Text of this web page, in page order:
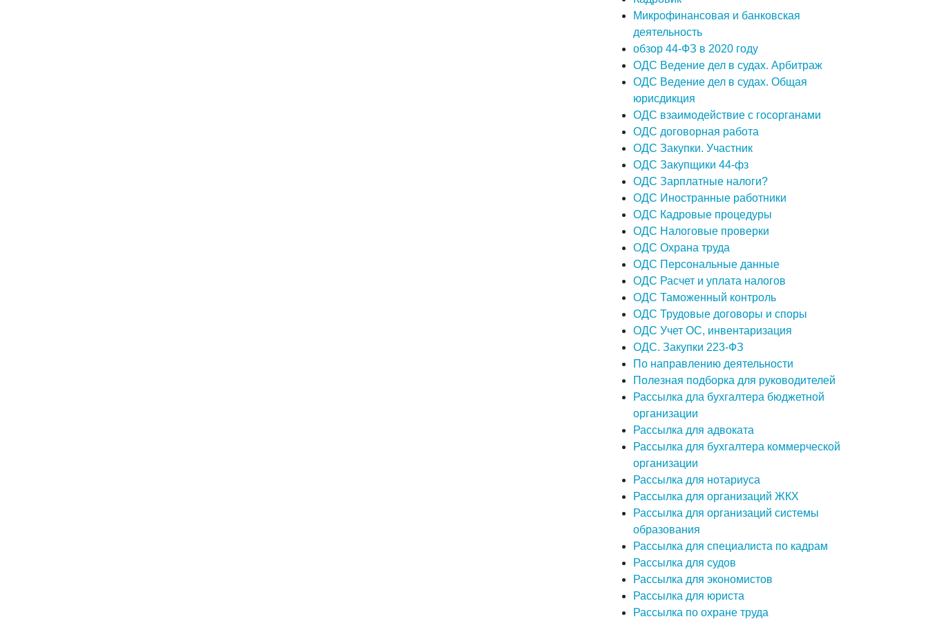
Микрофинансовая и банковская
деятельность
обзор 44-ФЗ в 2020 году
ОДС Ведение дел в судах. Арбитраж
ОДС Ведение дел в судах. Общая
юрисдикция
ОДС взаимодействие с госорганами
ОДС договорная работа
ОДС Закупки. Участник
ОДС Закупщики 44-фз
ОДС Зарплатные налоги?
ОДС Иностранные работники
ОДС Кадровые процедуры
ОДС Налоговые проверки
ОДС Охрана труда
ОДС Персональные данные
ОДС Расчет и уплата налогов
ОДС Таможенный контроль
ОДС Трудовые договоры и споры
ОДС Учет ОС, инвентаризация
ОДС. Закупки 223-ФЗ
По направлению деятельности
Полезная подборка для руководителей
Рассылка дла бухгалтера бюджетной
организации
Рассылка для адвоката
Рассылка для бухгалтера коммерческой
организации
Рассылка для нотариуса
Рассылка для организаций ЖКХ
Рассылка для организаций системы
образования
Рассылка для специалиста по кадрам
Рассылка для судов
Рассылка для экономистов
Рассылка для юриста
Рассылка по охране труда